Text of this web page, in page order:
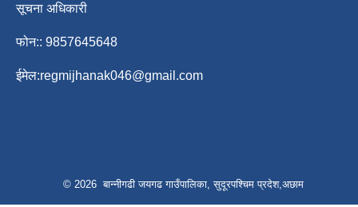
सूचना अधिकारी
फोन:: 9857645648
ईमेल:regmijhanak046@gmail.com
© 2026 बान्नीगढी जयगढ गाउँपालिका, सुदूरपश्चिम प्रदेश,अछाम